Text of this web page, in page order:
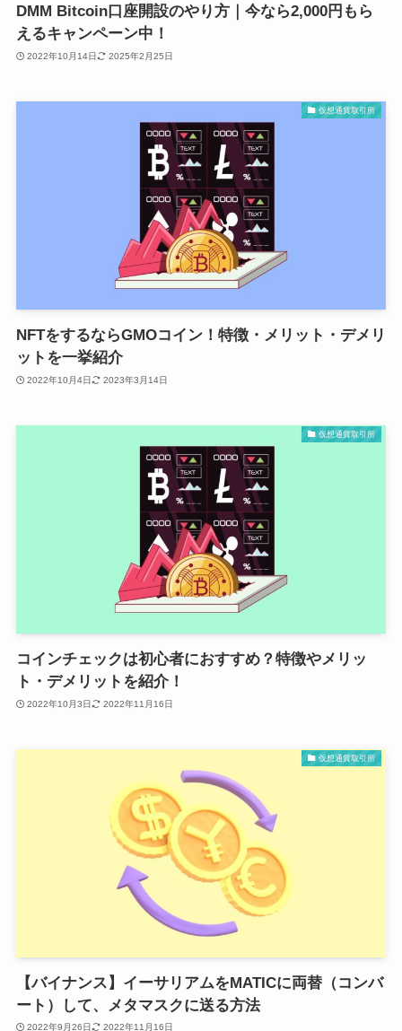
DMM Bitcoin口座開設のやり方｜今なら2,000円もら
えるキャンペーン中！
2022年10月14日 2025年2月25日
仮想通貨取引所
NFTをするならGMOコイン！特徴・メリット・デメリ
ットを一挙紹介
2022年10月4日 2023年3月14日
仮想通貨取引所
コインチェックは初心者におすすめ？特徴やメリッ
ト・デメリットを紹介！
2022年10月3日 2022年11月16日
仮想通貨取引所
【バイナンス】イーサリアムをMATICに両替（コンバ
ート）して、メタマスクに送る方法
2022年9月26日 2022年11月16日